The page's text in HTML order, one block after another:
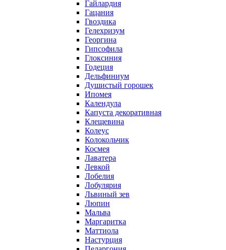
Гайлардия
Гацания
Гвоздика
Гелехризум
Георгина
Гипсофила
Глоксиния
Годеция
Дельфиниум
Душистый горошек
Ипомея
Календула
Капуста декоративная
Клещевина
Колеус
Колокольчик
Космея
Лаватера
Левкой
Лобелия
Лобулярия
Львиный зев
Люпин
Мальва
Маргаритка
Маттиола
Настурция